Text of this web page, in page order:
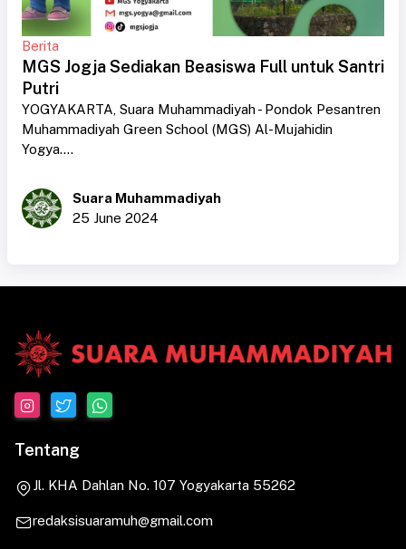
Berita
MGS Jogja Sediakan Beasiswa Full untuk Santri
Putri
YOGYAKARTA, Suara Muhammadiyah - Pondok Pesantren
Muhammadiyah Green School (MGS) Al-Mujahidin
Yogya....
Suara Muhammadiyah
25 June 2024
Tentang
Jl. KHA Dahlan No. 107 Yogyakarta 55262
redaksisuaramuh@gmail.com